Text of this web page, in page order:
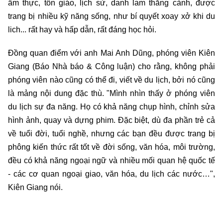
ẩm thực, tôn giáo, lịch sử, danh lam thắng cảnh, được
trang bị nhiều kỹ năng sống, như bí quyết xoay xở khi du
lich... rất hay và hấp dẫn, rất đáng học hỏi.
Đồng quan điểm với anh Mai Anh Dũng, phóng viên Kiên
Giang (Báo Nhà báo & Công luận) cho rằng, không phải
phóng viên nào cũng có thể đi, viết về du lịch, bởi nó cũng
là mảng nội dung đặc thù. "Mình nhìn thấy ở phóng viên
du lịch sự đa năng. Họ có khả năng chụp hình, chỉnh sửa
hình ảnh, quay và dựng phim. Đặc biệt, dù đa phần trẻ cả
về tuổi đời, tuổi nghề, nhưng các bạn đều được trang bị
phông kiến thức rất tốt về đời sống, văn hóa, môi trường,
đều có khả năng ngoại ngữ và nhiều mối quan hệ quốc tế
- các cơ quan ngoại giao, văn hóa, du lịch các nước…",
Kiên Giang nói.